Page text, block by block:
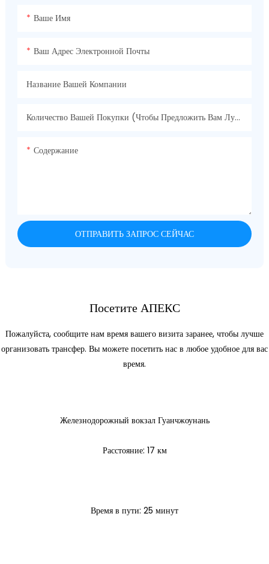
Ваше Имя
Ваш Адрес Электронной Почты
Название Вашей Компании
Количество Вашей Покупки (чтобы Предложить Вам Лучшую Цену)
Содержание
ОТПРАВИТЬ ЗАПРОС СЕЙЧАС
Посетите АПЕКС
Пожалуйста, сообщите нам время вашего визита заранее, чтобы лучше
организовать трансфер. Вы можете посетить нас в любое удобное для вас
время.
Железнодорожный вокзал Гуанчжоунань
Расстояние: 17 км
Время в пути: 25 минут